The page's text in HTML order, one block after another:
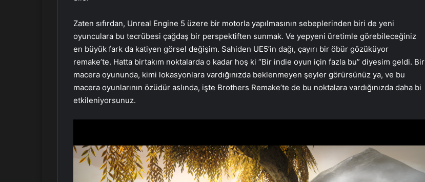
Zaten sıfırdan, Unreal Engine 5 üzere bir motorla yapılmasının sebeplerinden biri de yeni
oyunculara bu tecrübesi çağdaş bir perspektiften sunmak. Ve yepyeni üretimle görebileceğiniz
en büyük fark da katiyen görsel değişim. Sahiden UE5’in dağı, çayırı bir öbür gözüküyor
remake’te. Hatta birtakım noktalarda o kadar hoş ki “Bir indie oyun için fazla bu” diyesim geldi. Bir
macera oyununda, kimi lokasyonlara vardığınızda beklenmeyen şeyler görürsünüz ya, ve bu
macera oyunlarının özüdür aslında, işte Brothers Remake’te de bu noktalara vardığınızda daha bi
etkileniyorsunuz.